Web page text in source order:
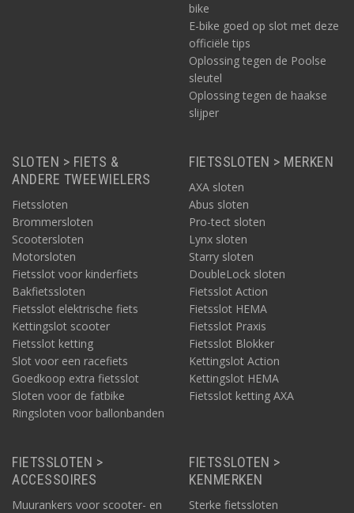
bike
E-bike goed op slot met deze
officiële tips
Oplossing tegen de Poolse
sleutel
Oplossing tegen de haakse
slijper
SLOTEN > FIETS &
ANDERE TWEEWIELERS
Fietssloten
Brommersloten
Scootersloten
Motorsloten
Fietsslot voor kinderfiets
Bakfietssloten
Fietsslot elektrische fiets
Kettingslot scooter
Fietsslot ketting
Slot voor een racefiets
Goedkoop extra fietsslot
Sloten voor de fatbike
Ringsloten voor ballonbanden
FIETSSLOTEN > MERKEN
AXA sloten
Abus sloten
Pro-tect sloten
Lynx sloten
Starry sloten
DoubleLock sloten
Fietsslot Action
Fietsslot HEMA
Fietsslot Praxis
Fietsslot Blokker
Kettingslot Action
Kettingslot HEMA
Fietsslot ketting AXA
FIETSSLOTEN >
ACCESSOIRES
Muurankers voor scooter- en
FIETSSLOTEN >
KENMERKEN
Sterke fietssloten